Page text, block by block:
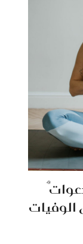
الوفيات